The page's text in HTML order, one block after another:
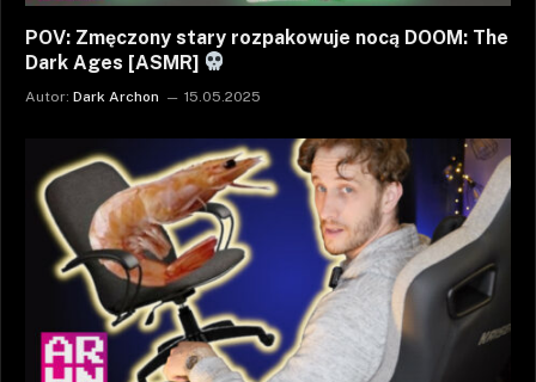
POV: Zmęczony stary rozpakowuje nocą DOOM: The
Dark Ages [ASMR]
Autor: Dark Archon 15.05.2025